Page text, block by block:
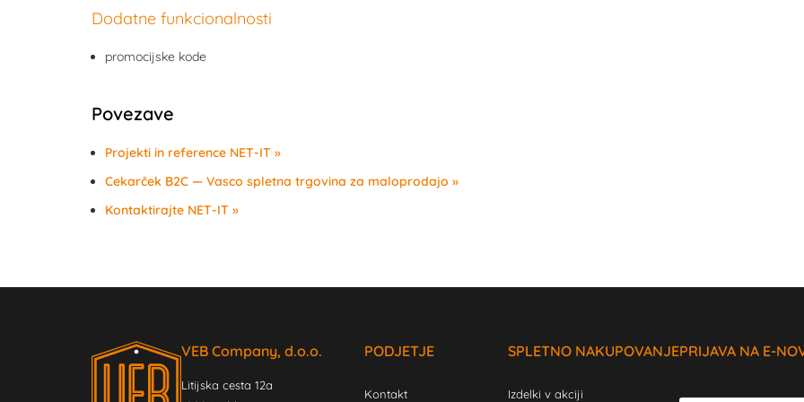
Dodatne funkcionalnosti
promocijske kode
Povezave
Projekti in reference NET-IT
Cekarček B2C — Vasco spletna trgovina za maloprodajo
Kontaktirajte NET-IT
VEB Company, d.o.o.
Litijska cesta 12a
PODJETJE
Kontakt
SPLETNO NAKUPOVANJE
Izdelki v akciji
PRIJAVA NA E-